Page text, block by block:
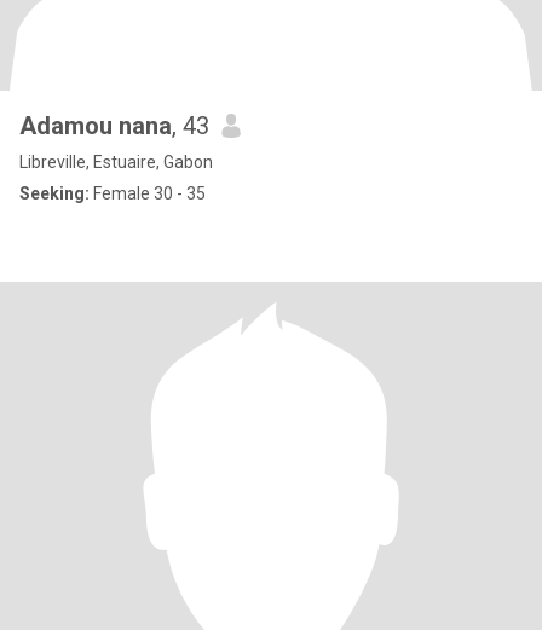
Adamou nana, 43
Libreville, Estuaire, Gabon
Seeking: Female 30 - 35